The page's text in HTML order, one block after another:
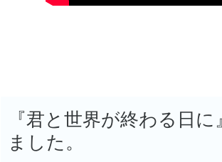
『君と世界が終わる日
ました。